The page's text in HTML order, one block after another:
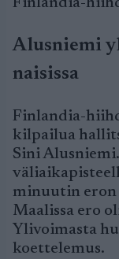
Finlandia-
Alusniemi
naisissa
Finlandia-
kilpailua
Sini
minuutin eron
Maalissa ero
Ylivoimasta
koettelemus.